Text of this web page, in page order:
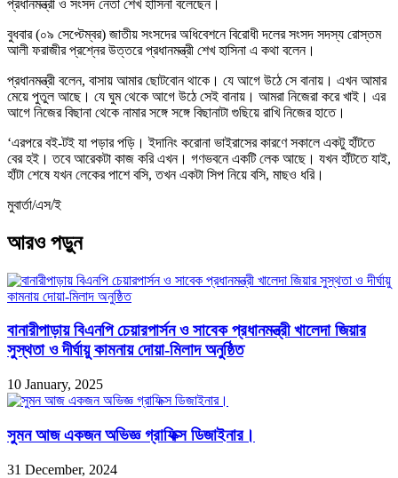
প্রধানমন্ত্রী ও সংসদ নেতা শেখ হাসিনা বলেছেন।
বুধবার (০৯ সেপ্টেম্বর) জাতীয় সংসদের অধিবেশনে বিরোধী দলের সংসদ সদস্য রোস্তম
আলী ফরাজীর প্রশ্নের উত্তরে প্রধানমন্ত্রী শেখ হাসিনা এ কথা বলেন।
প্রধানমন্ত্রী বলেন, বাসায় আমার ছোটবোন থাকে। যে আগে উঠে সে বানায়। এখন আমার
মেয়ে পুতুল আছে। যে ঘুম থেকে আগে উঠে সেই বানায়। আমরা নিজেরা করে খাই। এর
আগে নিজের বিছানা থেকে নামার সঙ্গে সঙ্গে বিছানাটা গুছিয়ে রাখি নিজের হাতে।
‘এরপরে বই-টই যা পড়ার পড়ি। ইদানিং করোনা ভাইরাসের কারণে সকালে একটু হাঁটতে
বের হই। তবে আরেকটা কাজ করি এখন। গণভবনে একটি লেক আছে। যখন হাঁটতে যাই,
হাঁটা শেষে যখন লেকের পাশে বসি, তখন একটা সিপ নিয়ে বসি, মাছও ধরি।
মুবার্তা/এস/ই
আরও পড়ুন
বানারীপাড়ায় বিএনপি চেয়ারপার্সন ও সাবেক প্রধানমন্ত্রী খালেদা জিয়ার
সুস্থতা ও দীর্ঘায়ু কামনায় দোয়া-মিলাদ অনুষ্ঠিত
10 January, 2025
সুমন আজ একজন অভিজ্ঞ গ্রাফিক্স ডিজাইনার।
31 December, 2024